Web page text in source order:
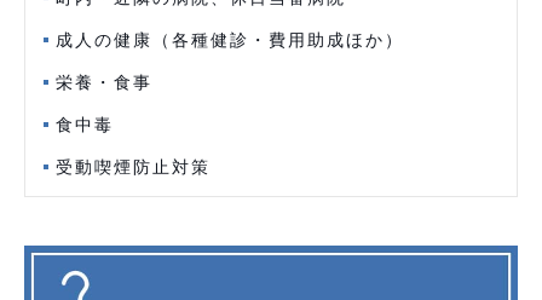
成人の健康（各種健診・費用助成ほか）
栄養・食事
食中毒
受動喫煙防止対策